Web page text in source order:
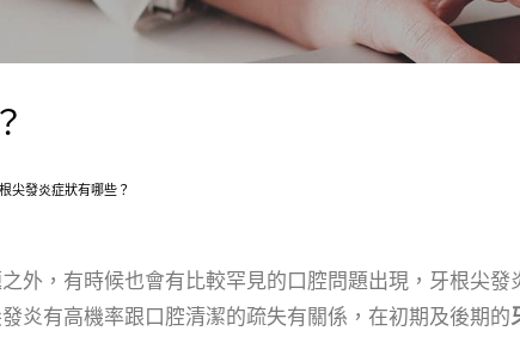
尖發炎症狀有哪些？
外，有時候也會有比較罕見的口腔問題出現，牙根尖發
炎有高機率跟口腔清潔的疏失有關係，在初期及後期的